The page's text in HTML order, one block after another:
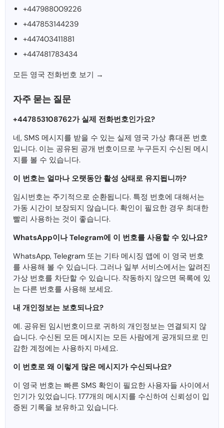
+447988009226
+447853144239
+447403411881
+447481783434
모든 영국 전화번호 보기 →
자주 묻는 질문
+447853108762가 실제 전화번호인가요?
네, SMS 메시지를 받을 수 있는 실제 영국 가상 휴대폰 번호
입니다. 이는 공유된 공개 번호이므로 누구든지 수신된 메시
지를 볼 수 있습니다.
이 번호는 얼마나 오랫동안 활성 상태로 유지됩니까?
임시번호는 주기적으로 순환됩니다. 특정 번호에 대해서는
가동 시간이 보장되지 않습니다. 확인이 필요한 경우 최대한
빨리 사용하는 것이 좋습니다.
WhatsApp이나 Telegram에 이 번호를 사용할 수 있나요?
WhatsApp, Telegram 또는 기타 메시징 앱에 이 영국 번호
를 사용해 볼 수 있습니다. 그러나 일부 서비스에서는 알려진
가상 번호를 차단할 수 있습니다. 작동하지 않으면 목록에 있
는 다른 번호를 사용해 보세요.
내 개인정보는 보호되나요?
예. 공유된 임시번호이므로 귀하의 개인정보는 연결되지 않
습니다. 수신된 모든 메시지는 모든 사람에게 공개되므로 민
감한 계정에는 사용하지 마세요.
이 번호로 왜 이렇게 많은 메시지가 수신되나요?
이 영국 번호는 빠른 SMS 확인이 필요한 사용자들 사이에서
인기가 있었습니다. 177개의 메시지를 수신하여 신뢰성이 입
증된 기록을 보유하고 있습니다.